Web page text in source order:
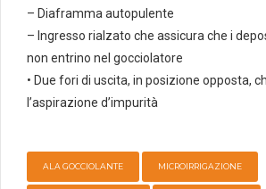
– Diaframma autopulente
– Ingresso rialzato che assicura che i
non entrino nel gocciolatore
• Due fori di uscita, in posizione opposta,
l’aspirazione d’impurità
ALA GOCCIOLANTE MICROIRRIGAZIONE